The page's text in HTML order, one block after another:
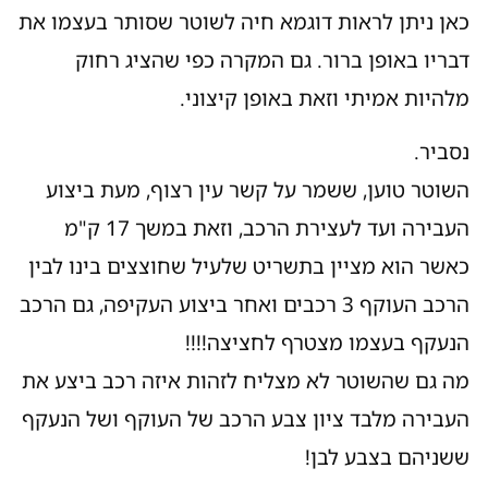
כאן ניתן לראות דוגמא חיה לשוטר שסותר בעצמו את
דבריו באופן ברור. גם המקרה כפי שהציג רחוק
מלהיות אמיתי וזאת באופן קיצוני.
נסביר.
השוטר טוען, ששמר על קשר עין רצוף, מעת ביצוע
העבירה ועד לעצירת הרכב, וזאת במשך 17 ק"מ
כאשר הוא מציין בתשריט שלעיל שחוצצים בינו לבין
הרכב העוקף 3 רכבים ואחר ביצוע העקיפה, גם הרכב
הנעקף בעצמו מצטרף לחציצה!!!!
מה גם שהשוטר לא מצליח לזהות איזה רכב ביצע את
העבירה מלבד ציון צבע הרכב של העוקף ושל הנעקף
ששניהם בצבע לבן!